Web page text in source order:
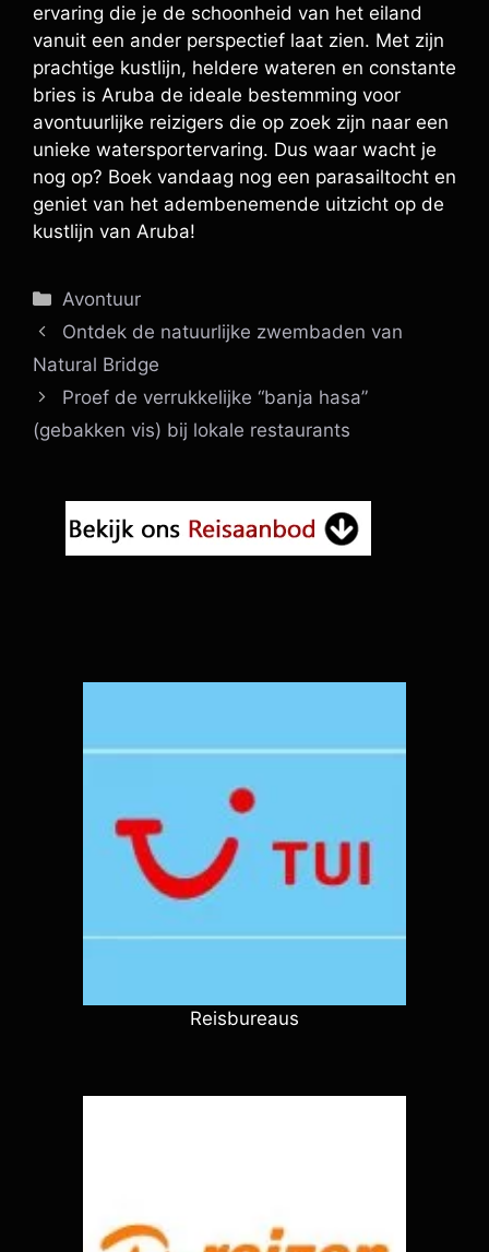
ervaring die je de schoonheid van het eiland
vanuit een ander perspectief laat zien. Met zijn
prachtige kustlijn, heldere wateren en constante
bries is Aruba de ideale bestemming voor
avontuurlijke reizigers die op zoek zijn naar een
unieke watersportervaring. Dus waar wacht je
nog op? Boek vandaag nog een parasailtocht en
geniet van het adembenemende uitzicht op de
kustlijn van Aruba!
Categorieën
Avontuur
Ontdek de natuurlijke zwembaden van
Natural Bridge
Proef de verrukkelijke “banja hasa”
(gebakken vis) bij lokale restaurants
Reisbureaus